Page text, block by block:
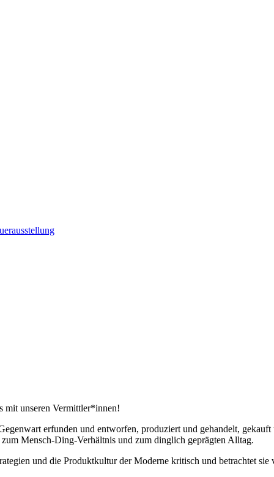
mit unseren Vermittler*innen!
erfunden und entworfen, produziert und gehandelt,
Mensch-Ding-Verhältnis und zum dinglich geprägten Alltag.
und die Produktkultur der Moderne kritisch und betrachtet